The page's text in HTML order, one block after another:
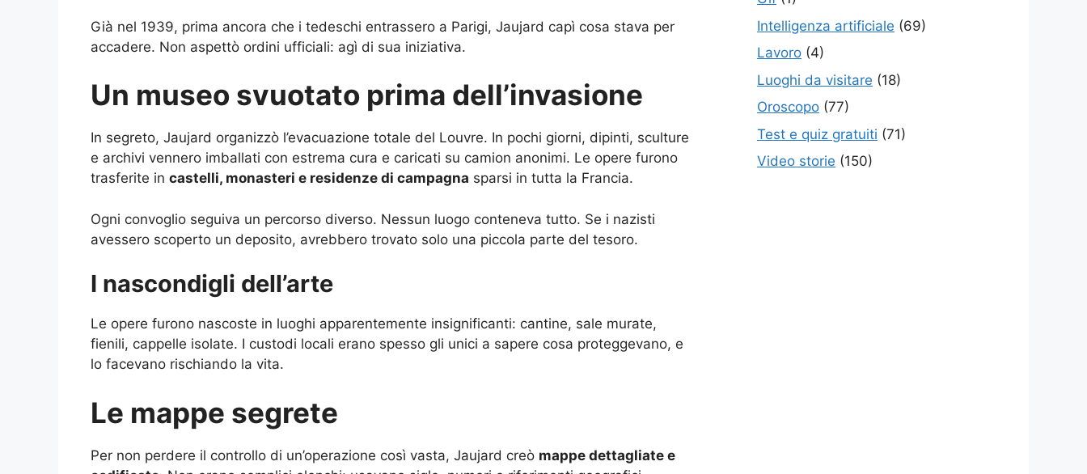
Già nel 1939, prima ancora che i tedeschi entrassero a Parigi, Jaujard capì cosa stava per
accadere. Non aspettò ordini ufficiali: agì di sua iniziativa.
Un museo svuotato prima dell’invasione
In segreto, Jaujard organizzò l’evacuazione totale del Louvre. In pochi giorni, dipinti, sculture
e archivi vennero imballati con estrema cura e caricati su camion anonimi. Le opere furono
trasferite in castelli, monasteri e residenze di campagna sparsi in tutta la Francia.
Ogni convoglio seguiva un percorso diverso. Nessun luogo conteneva tutto. Se i nazisti
avessero scoperto un deposito, avrebbero trovato solo una piccola parte del tesoro.
I nascondigli dell’arte
Le opere furono nascoste in luoghi apparentemente insignificanti: cantine, sale murate,
fienili, cappelle isolate. I custodi locali erano spesso gli unici a sapere cosa proteggevano, e
lo facevano rischiando la vita.
Le mappe segrete
Per non perdere il controllo di un’operazione così vasta, Jaujard creò mappe dettagliate e
Intelligenza artificiale (69)
Lavoro (4)
Luoghi da visitare (18)
Oroscopo (77)
Test e quiz gratuiti (71)
Video storie (150)